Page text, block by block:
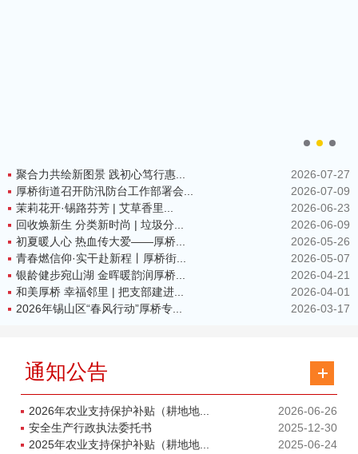
2026-07-27
聚合力共绘新图景 践初心笃行惠...
2026-07-09
厚桥街道召开防汛防台工作部署会...
2026-06-23
茉莉花开·锡路芬芳 | 艾草香里...
2026-06-09
回收焕新生 分类新时尚 | 垃圾分...
2026-05-26
初夏暖人心 热血传大爱——厚桥...
2026-05-07
青春燃信仰·实干赴新程丨厚桥街...
2026-04-21
银龄健步宛山湖 金晖暖韵润厚桥...
2026-04-01
和美厚桥 幸福邻里 | 把支部建进...
2026-03-17
2026年锡山区“春风行动”厚桥专...
通知公告
2026-06-26
2026年农业支持保护补贴（耕地地...
2025-12-30
安全生产行政执法委托书
2025-06-24
2025年农业支持保护补贴（耕地地...